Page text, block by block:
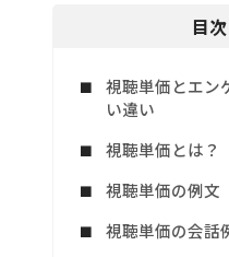
目次
視聴単価とエン
い違い
視聴単価とは？
視聴単価の例文
視聴単価の会話